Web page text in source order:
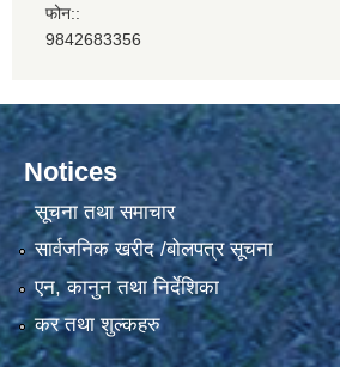
फोन::
9842683356
Notices
सूचना तथा समाचार
सार्वजनिक खरीद /बोलपत्र सूचना
एन, कानुन तथा निर्देशिका
कर तथा शुल्कहरु